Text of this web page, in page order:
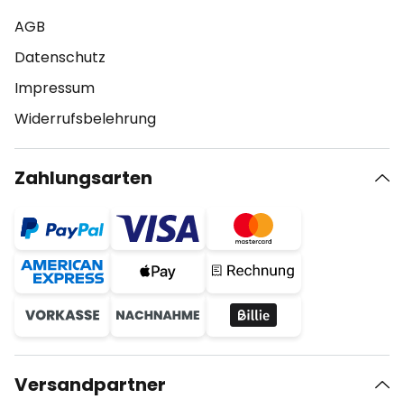
AGB
Datenschutz
Impressum
Widerrufsbelehrung
Zahlungsarten
Versandpartner